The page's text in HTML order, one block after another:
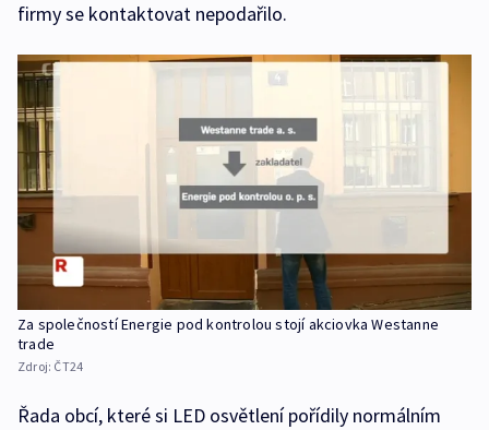
firmy se kontaktovat nepodařilo.
Za společností Energie pod kontrolou stojí akciovka Westanne
trade
Zdroj: ČT24
Řada obcí, které si LED osvětlení pořídily normálním